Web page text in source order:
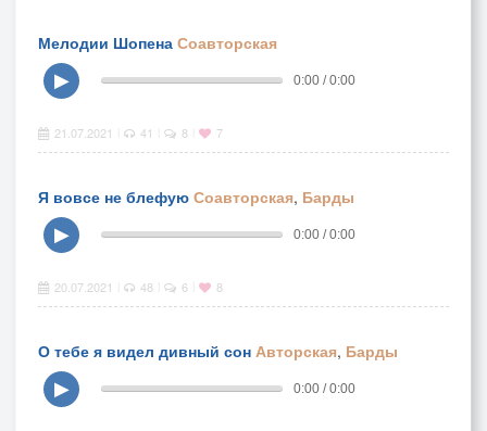
Мелодии Шопена Соавторская
▶
0:00 / 0:00
21.07.2021 41 8 7
Я вовсе не блефую Соавторская, Барды
▶
0:00 / 0:00
20.07.2021 48 6 8
О тебе я видел дивный сон Авторская, Барды
▶
0:00 / 0:00